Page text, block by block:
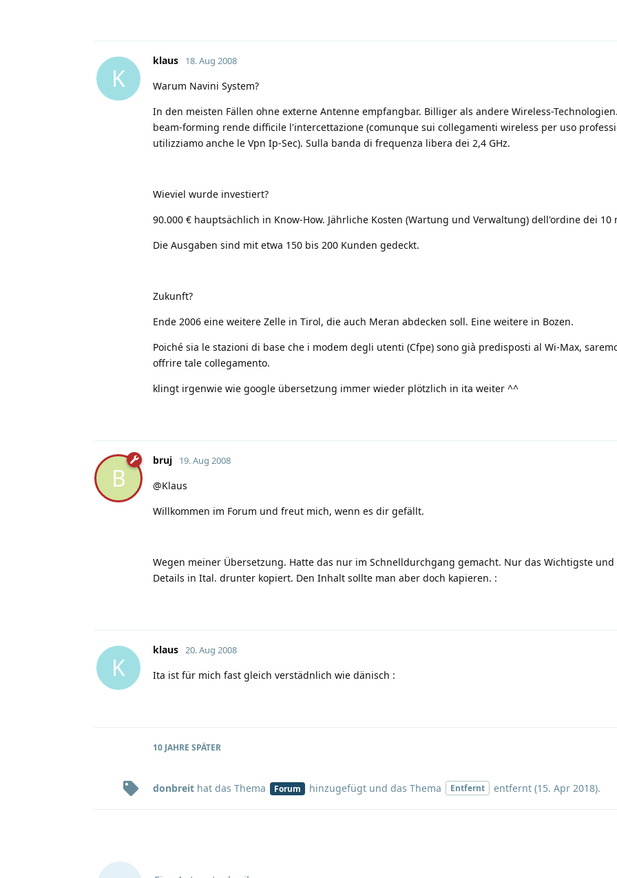
K
klaus 18. Aug 2008
Warum Navini System?
In den meisten Fällen ohne externe Antenne empfangbar. Billiger als andere Wireless-
beam-forming rende difficile l'intercettazione (comunque sui collegamenti wireless per uso
utilizziamo anche le Vpn Ip-Sec). Sulla banda di frequenza libera dei 2,4 GHz.
Wieviel wurde investiert?
90.000 € hauptsächlich in Know-How. Jährliche Kosten (Wartung und Verwaltung) dell'ordine dei 10
Die Ausgaben sind mit etwa 150 bis 200 Kunden gedeckt.
Zukunft?
Ende 2006 eine weitere Zelle in Tirol, die auch Meran abdecken soll. Eine weitere in Bozen.
Poiché sia le stazioni di base che i modem degli utenti (Cfpe) sono già predisposti al Wi-Max,
offrire tale collegamento.
klingt irgenwie wie google übersetzung immer wieder plötzlich in ita weiter ^^
B
bruj 19. Aug 2008
@Klaus
Willkommen im Forum und freut mich, wenn es dir gefällt.
Wegen meiner Übersetzung. Hatte das nur im Schnelldurchgang gemacht. Nur das Wichtigste
Details in Ital. drunter kopiert. Den Inhalt sollte man aber doch kapieren. :
K
klaus 20. Aug 2008
Ita ist für mich fast gleich verstädnlich wie dänisch :
10 JAHRE SPÄTER
donbreit hat das Thema Forum hinzugefügt und das Thema Entfernt entfernt (15. Apr 2018).